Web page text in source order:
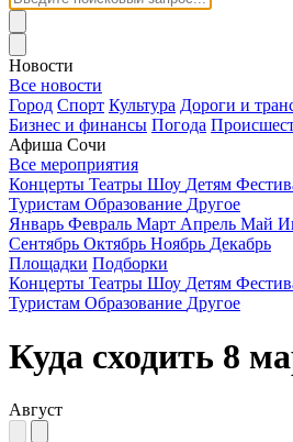
Новости
Все новости
Город Спорт Культура Дороги и
Бизнес и финансы Погода
Афиша Сочи
Все мероприятия
Концерты Театры Шоу Детям
Туристам Образование Другое
Январь Февраль Март Апрель Май
Сентябрь Октябрь Ноябрь Декабрь
Площадки Подборки
Концерты Театры Шоу Детям
Туристам Образование Другое
Куда сходить 8
Август